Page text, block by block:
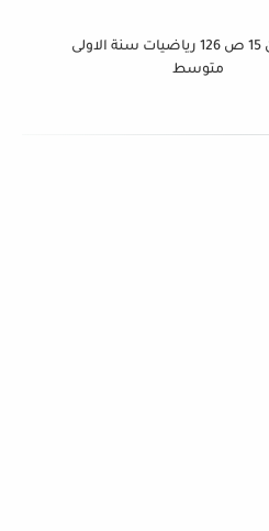
حل تمرين 15 ص 126 رياضيات سنة الاولى
متوسط